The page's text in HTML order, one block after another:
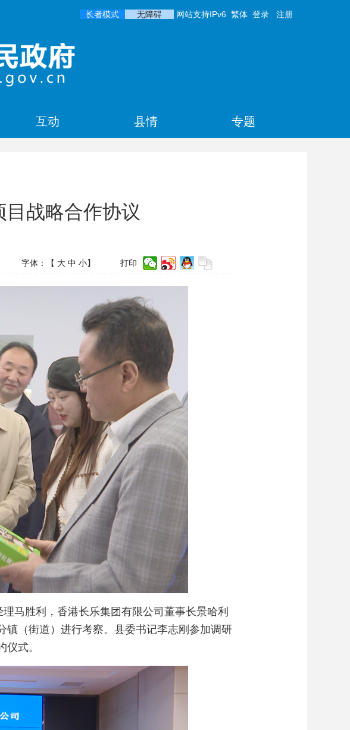
长者模式 无障碍 网站支持IPv6 繁体 登录 注册
互动 县情 专题
战略合作协议
字体：【 大 中 小】 打印
马胜利，香港长乐集团有限公司董事长景哈利
（街道）进行考察。县委书记李志刚参加调研
式。